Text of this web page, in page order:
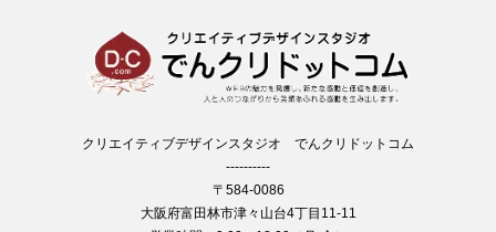
クリエイティブデザインスタジオ でんクリドットコム
----------
〒584-0086
大阪府富田林市津々山台4丁目11-11